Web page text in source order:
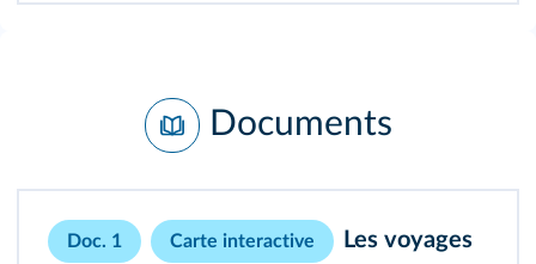
Documents
Doc. 1 Carte interactive
Les voyages